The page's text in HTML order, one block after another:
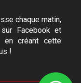
chaque matin,
Facebook et
en créant cette
!